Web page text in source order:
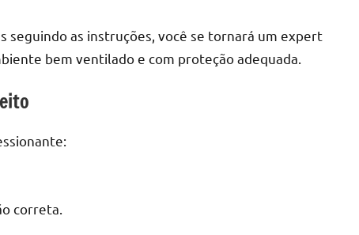
seguindo as instruções, você se tornará um expert
bem ventilado e com proteção adequada.
correta.